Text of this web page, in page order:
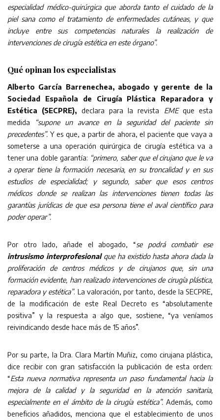
especialidad médico-quirúrgica que aborda tanto el cuidado de la
piel sana como el tratamiento de enfermedades cutáneas, y que
incluye entre sus competencias naturales la realización de
intervenciones de cirugía estética en este órgano”.
Qué opinan los especialistas
Alberto García Barrenechea, abogado y gerente de la
Sociedad Española de Cirugía Plástica Reparadora y
Estética (SECPRE), declara para la revista EMEque esta
medida
“supone un avance en la seguridad del paciente sin
precedentes”. Y es que, a partir de ahora, el paciente que vaya a
someterse a una operación quirúrgica de cirugía estética va a
tener una doble garantía: “primero, saber que el cirujano que le va
a operar tiene la formación necesaria, en su troncalidad y en sus
estudios de especialidad; y segundo, saber que esos centros
médicos donde se realizan las intervenciones tienen todas las
garantías jurídicas de que esa persona tiene el aval científico para
poder operar”.
Por otro lado, añade el abogado, “se podrá combatir ese
intrusismo interprofesionalque ha existido hasta ahora dada la
proliferación de centros médicos y de cirujanos que, sin una
formación evidente, han realizado intervenciones de cirugía plástica,
reparadora y estética”. La valoración, por tanto, desde la SECPRE,
de la modificación de este Real Decreto es “absolutamente
positiva” y la respuesta a algo que, sostiene, “ya veníamos
reivindicando desde hace más de 15 años”.
Por su parte, la Dra. Clara Martín Muñiz, como cirujana plástica,
dice recibir con gran satisfacción la publicación de esta orden:
“Esta nueva normativa representa un paso fundamental hacia la
mejora de la calidad y la seguridad en la atención sanitaria,
especialmente en el ámbito de la cirugía estética”.Además, como
beneficios añadidos, menciona que el establecimiento de unos